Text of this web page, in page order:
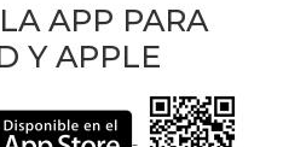
APP PARA
Y APPLE